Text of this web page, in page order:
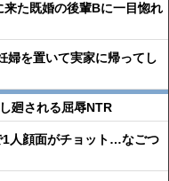
来た既婚の後輩Bに一目惚れ
婦を置いて実家に帰ってし
廻される屈辱NTR
1人顔面がチョット…なごつ